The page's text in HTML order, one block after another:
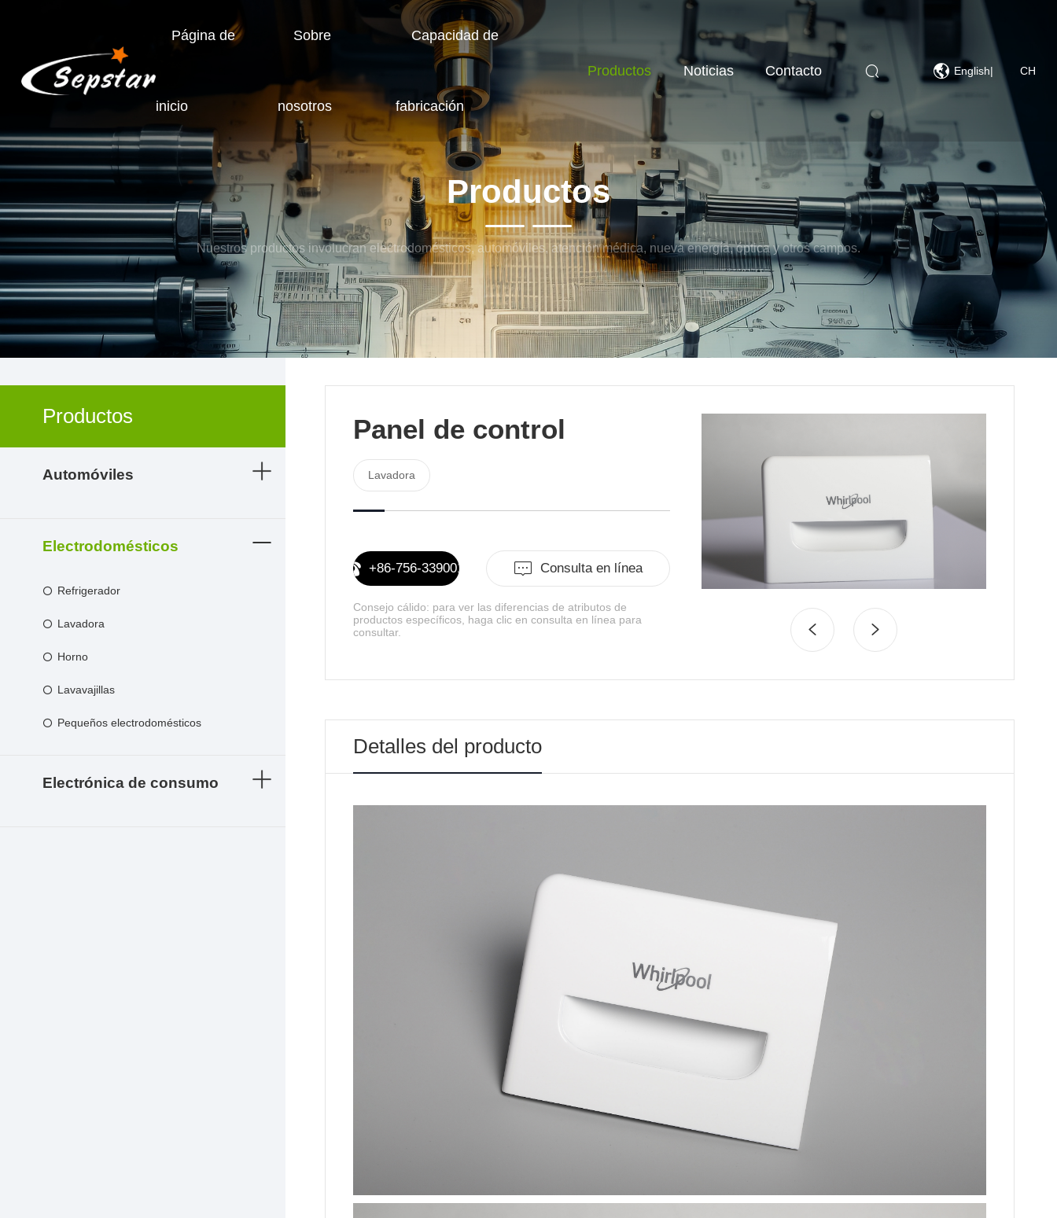
Página de
inicio
Sobre
nosotros
Capacidad de
fabricación
Productos Noticias Contacto English| CH
Productos
Nuestros productos involucran electrodomésticos, automóviles, atención médica, nueva energía, óptica y otros campos.
Productos
Automóviles
Electrodomésticos
Refrigerador
Lavadora
Horno
Lavavajillas
Pequeños electrodomésticos
Electrónica de consumo
Panel de control
Lavadora
+86-756-3390011 Consulta en línea
Consejo cálido: para ver las diferencias de atributos de
productos específicos, haga clic en consulta en línea para
consultar.
Detalles del producto